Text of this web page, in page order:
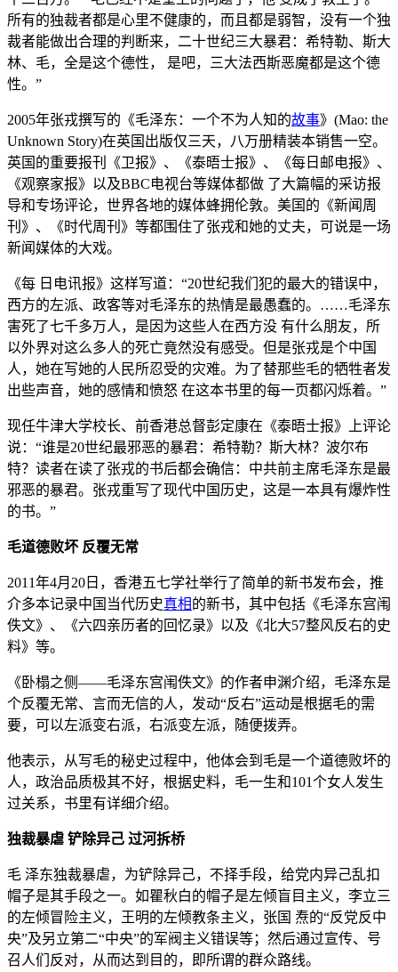
所有的独裁者都是心里不健康的，而且都是弱智，没有一个独
裁者能做出合理的判断来，二十世纪三大暴君：希特勒、斯大
林、毛，全是这个德性， 是吧，三大法西斯恶魔都是这个德
性。”
2005年张戎撰写的《毛泽东：一个不为人知的故事》(Mao: the
Unknown Story)在英国出版仅三天，八万册精装本销售一空。
英国的重要报刊《卫报》、《泰晤士报》、《每日邮电报》、
《观察家报》以及BBC电视台等媒体都做 了大篇幅的采访报
导和专场评论，世界各地的媒体蜂拥伦敦。美国的《新闻周
刊》、《时代周刊》等都围住了张戎和她的丈夫，可说是一场
新闻媒体的大戏。
《每 日电讯报》这样写道：“20世纪我们犯的最大的错误中，
西方的左派、政客等对毛泽东的热情是最愚蠢的。……毛泽东
害死了七千多万人，是因为这些人在西方没 有什么朋友，所
以外界对这么多人的死亡竟然没有感受。但是张戎是个中国
人，她在写她的人民所忍受的灾难。为了替那些毛的牺牲者发
出些声音，她的感情和愤怒 在这本书里的每一页都闪烁着。”
现任牛津大学校长、前香港总督彭定康在《泰晤士报》上评论
说：“谁是20世纪最邪恶的暴君：希特勒？斯大林？波尔布
特？读者在读了张戎的书后都会确信：中共前主席毛泽东是最
邪恶的暴君。张戎重写了现代中国历史，这是一本具有爆炸性
的书。”
毛道德败坏 反覆无常
2011年4月20日，香港五七学社举行了简单的新书发布会，推
介多本记录中国当代历史真相的新书，其中包括《毛泽东宫闱
佚文》、《六四亲历者的回忆录》以及《北大57整风反右的史
料》等。
《卧榻之侧——毛泽东宫闱佚文》的作者申渊介绍，毛泽东是
个反覆无常、言而无信的人，发动“反右”运动是根据毛的需
要，可以左派变右派，右派变左派，随便拨弄。
他表示，从写毛的秘史过程中，他体会到毛是一个道德败坏的
人，政治品质极其不好，根据史料，毛一生和101个女人发生
过关系，书里有详细介绍。
独裁暴虐 铲除异己 过河拆桥
毛 泽东独裁暴虐，为铲除异己，不择手段，给党内异己乱扣
帽子是其手段之一。如瞿秋白的帽子是左倾盲目主义，李立三
的左倾冒险主义，王明的左倾教条主义，张国 焘的“反党反中
央”及另立第二“中央”的军阀主义错误等；然后通过宣传、号
召人们反对，从而达到目的，即所谓的群众路线。